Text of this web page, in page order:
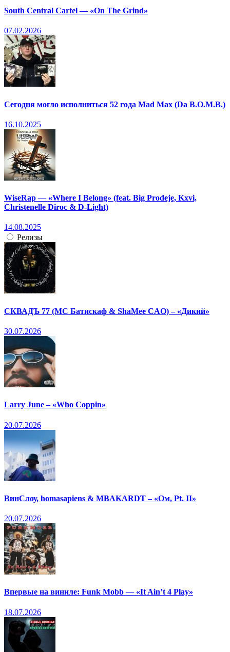
South Central Cartel — «On The Grind»
07.02.2026
Сегодня могло исполниться 52 года Mad Max (Da B.O.M.B.)
16.10.2025
WiseRap — «Where I Belong» (feat. Big Prodeje, Kxvi,
Christenelle Diroc & D-Light)
14.08.2025
Релизы
СКВАДЪ 77 (МС Батискаф & ShaMee CAO) – «Дикий»
30.07.2026
Larry June – «Who Coppin»
20.07.2026
ВинСлоу, homasapiens & MBAKARDT – «Ом, Pt. II»
20.07.2026
Впервые на виниле: Funk Mobb — «It Ain’t 4 Play»
18.07.2026